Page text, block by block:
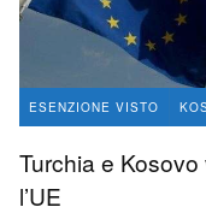
ESENZIONE VISTO
Turchia e
l’UE